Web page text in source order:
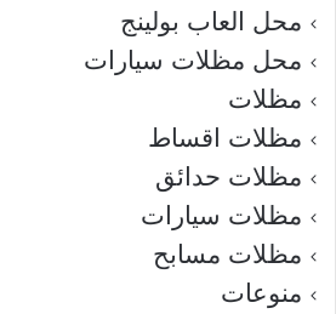
محل العاب بولينج
محل مظلات سيارات
مظلات
مظلات اقساط
مظلات حدائق
مظلات سيارات
مظلات مسابح
منوعات